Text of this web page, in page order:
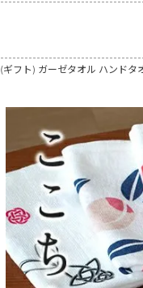
(ギフト) ガーゼタオル ハンド